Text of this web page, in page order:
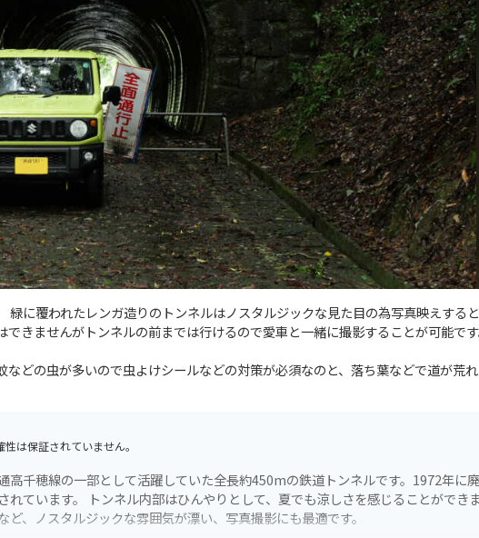
緑に覆われたレンガ造りのトンネルはノスタルジックな見た目の為写真映えする
きませんがトンネルの前までは行けるので愛車と一緒に撮影することが可能です
どの虫が多いので虫よけシールなどの対策が必須なのと、落ち葉などで道が荒
は保証されていません。
高千穂線の一部として活躍していた全長約450mの鉄道トンネルです。1972年に
ています。 トンネル内部はひんやりとして、夏でも涼しさを感じることができま
、ノスタルジックな雰囲気が漂い、写真撮影にも最適です。